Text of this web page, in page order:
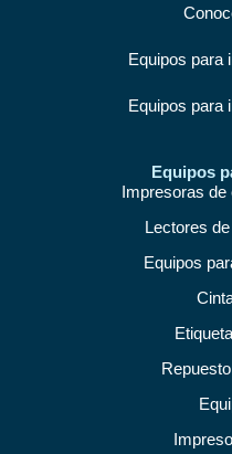
Equipos para
Equipos para
Equipos
Impresoras de
Lectores
Equipos